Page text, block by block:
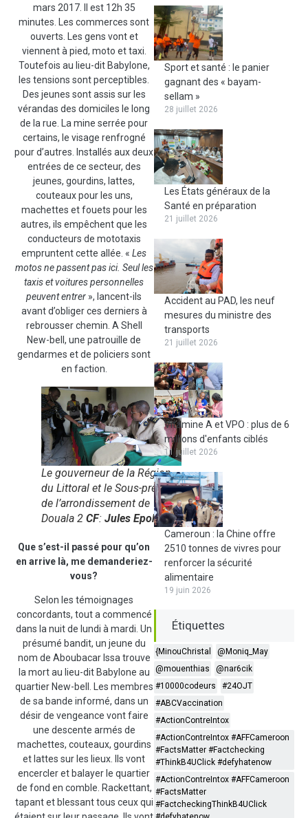
mars 2017. Il est 12h 35
minutes. Les commerces sont
ouverts. Les gens vont et
viennent à pied, moto et taxi.
Toutefois au lieu-dit Babylone,
les tensions sont perceptibles.
Des jeunes sont assis sur les
vérandas des domiciles le long
de la rue. La mine serrée pour
certains, le visage renfrogné
pour d’autres. Installés aux deux
entrées de ce secteur, des
jeunes, gourdins, lattes,
couteaux pour les uns,
machettes et fouets pour les
autres, ils empêchent que les
conducteurs de mototaxis
empruntent cette allée. « Les
motos ne passent pas ici. Seul les
taxis et voitures personnelles
peuvent entrer », lancent-ils
avant d’obliger ces derniers à
rebrousser chemin. A Shell
New-bell, une patrouille de
gendarmes et de policiers sont
en faction.
Le gouverneur de la Région
du Littoral et le Sous-préfet
de l’arrondissement de
Douala 2 CF: Jules Epoh
Que s’est-il passé pour qu’on
en arrive là, me demanderiez-
vous?
Selon les témoignages
concordants, tout a commencé
dans la nuit de lundi à mardi. Un
présumé bandit, un jeune du
nom de Aboubacar Issa trouve
la mort au lieu-dit Babylone au
quartier New-bell. Les membres
de sa bande informé, dans un
désir de vengeance vont faire
une descente armés de
machettes, couteaux, gourdins
et lattes sur les lieux. Ils vont
encercler et balayer le quartier
de fond en comble. Rackettant,
tapant et blessant tous ceux qui
Sport et santé : le panier
gagnant des « bayam-
sellam »
28 juillet 2026
Les États généraux de la
Santé en préparation
21 juillet 2026
Accident au PAD, les neuf
mesures du ministre des
transports
21 juillet 2026
Vitamine A et VPO : plus de 6
millions d'enfants ciblés
11 juillet 2026
Cameroun : la Chine offre
2510 tonnes de vivres pour
renforcer la sécurité
alimentaire
19 juin 2026
Étiquettes
{MinouChristal
@Moniq_May
@mouenthias
@nar6cik
#10000codeurs
#24OJT
#ABCVaccination
#ActionContreIntox
#ActionContreIntox #AFFCameroon
#FactsMatter #Factchecking
#ThinkB4UClick #defyhatenow
#ActionContreIntox #AFFCameroon
#FactsMatter
#FactcheckingThinkB4UClick